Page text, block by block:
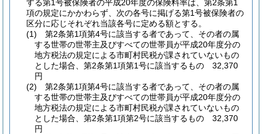
する第1号被保険者の平成20年度の保険料率は、第2条第1
項の規定にかかわらず、次の各号に掲げる第1号被保険者の
区分に応じそれぞれ当該各号に定める額とする。
(1)
第2条第1項第4号に該当する者であって、その者の属
する世帯の世帯主及びすべての世帯員が平成20年度分の
地方税法の規定による市町村民税が課されていないもの
とした場合、第2条第1項第1号に該当するもの 32,370
円
(2)
第2条第1項第4号に該当する者であって、その者の属
する世帯の世帯主及びすべての世帯員が平成20年度分の
地方税法の規定による市町村民税が課されていないもの
とした場合、第2条第1項第2号に該当するもの 32,370
円